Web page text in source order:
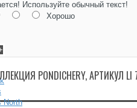
North
Используйте обычный текст!
Хорошо
PONDICHERY, АРТИКУЛ LI